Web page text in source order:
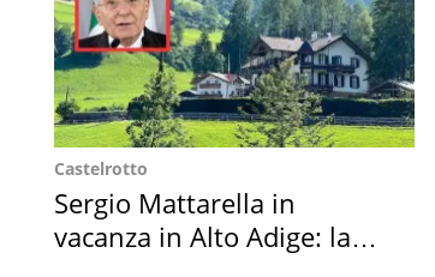
Castelrotto
Sergio Mattarella in
vacanza in Alto Adige: la